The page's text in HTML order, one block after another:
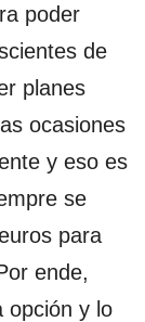
poder
de
planes
ocasiones
y eso es
se
para
ende,
opción y lo